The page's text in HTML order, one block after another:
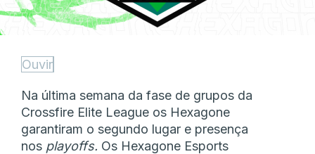
Ouvir
Na última semana da fase de grupos da
Crossfire Elite League os Hexagone
garantiram o segundo lugar e presença
nos playoffs. Os Hexagone Esports